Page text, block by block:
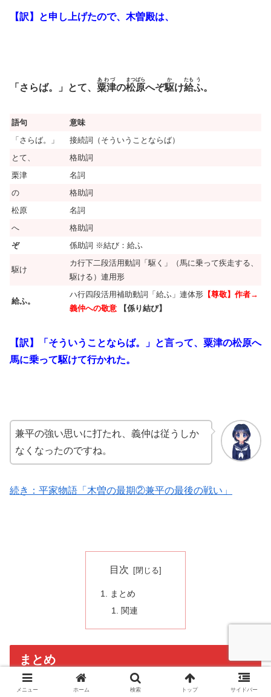
【訳】と申し上げたので、木曽殿は、
「さらば。」とて、 粟津
あわづ
の松原
まつばら
へぞ駆
か
け給
たも
ふ
う
。
語句
意味
「さらば。」
接続詞（そういうことならば）
とて、
格助詞
栗津
名詞
の
格助詞
松原
名詞
へ
格助詞
ぞ
係助詞 ※結び：給ふ
駆け
カ行下二段活用動詞「駆く」（馬に乗って疾走する、
駆ける）連用形
給ふ。
ハ行四段活用補助動詞「給ふ」連体形 【尊敬】作者→
義仲への敬意
【係り結び】
【訳】「そういうことならば。」と言って、粟津の松原へ
馬に乗って駆けて行かれた。
兼平の強い思いに打たれ、義仲は従うしか
なくなったのですね。
続き：平家物語「木曽の最期②兼平の最後の戦い」
目次
まとめ
関連
まとめ
メニュー ホーム 検索 トップ サイドバー